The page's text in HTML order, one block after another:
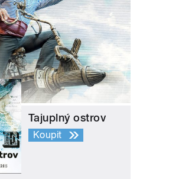
Tajuplný ostrov
Koupit